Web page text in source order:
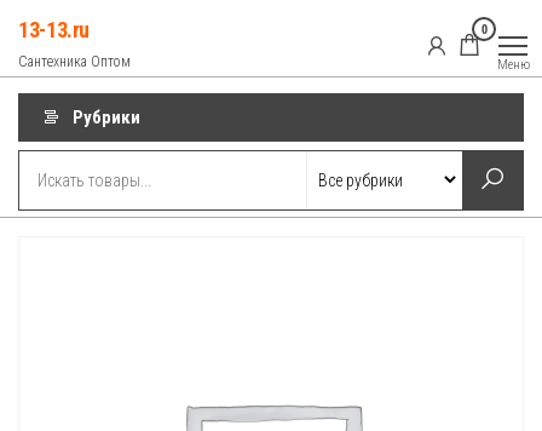
содержимому
13-13.ru
Сантехника Оптом
0
Меню
Рубрики